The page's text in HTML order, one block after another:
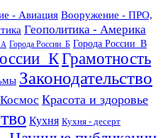
- Авиация Вооружение - ПРО,
Геополитика - Америка
Города России_Б Города России_В
Грамотность
Законодательство
Космос Красота и здоровье
Кухня Кухня - десерт